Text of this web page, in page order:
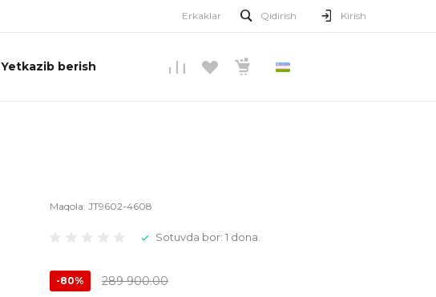
Erkaklar Qidirish Kirish
Yetkazib berish
Maqola: JT9602-4608
Sotuvda bor: 1 dona.
-80% 289 900.00